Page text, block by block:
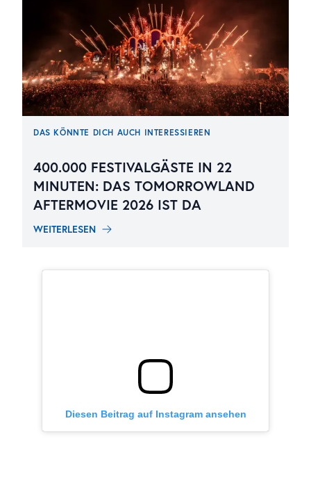
DAS KÖNNTE DICH AUCH INTERESSIEREN
400.000 FESTIVALGÄSTE IN 22
MINUTEN: DAS TOMORROWLAND
AFTERMOVIE 2026 IST DA
WEITERLESEN
Diesen Beitrag auf Instagram ansehen